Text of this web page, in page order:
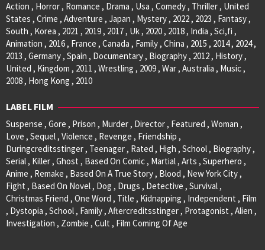
Action , Horror , Romance , Drama , Usa , Comedy , Thriller , United
States , Crime , Adventure , Japan , Mystery , 2022 , 2023 , Fantasy ,
South , Korea , 2021 , 2019 , 2017 , Uk , 2020 , 2018 , India , Sci,fi ,
Animation , 2016 , France , Canada , Family , China , 2015 , 2014 , 2024 ,
2013 , Germany , Spain , Documentary , Biography , 2012 , History ,
United , Kingdom , 2011 , Wrestling , 2009 , War , Australia , Music ,
2008 , Hong Kong , 2010
LABEL FILM
Suspense , Gore , Prison , Murder , Director , Featured , Woman ,
Love , Sequel , Violence , Revenge , Friendship ,
Duringcreditsstinger , Teenager , Rated , High , School , Biography ,
Serial , Killer , Ghost , Based On Comic , Martial , Arts , Superhero ,
Anime , Remake , Based On A True Story , Blood , New York City ,
Fight , Based On Novel , Dog , Drugs , Detective , Survival ,
Christmas Friend , One Word , Title , Kidnapping , Independent , Film
, Dystopia , School , Family , Aftercreditsstinger , Protagonist , Alien ,
Investigation , Zombie , Cult , Film Coming Of Age